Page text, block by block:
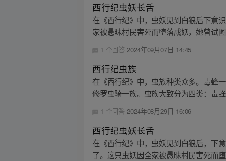
西行纪虫妖长舌
在《西行纪》中，虫妖见到白狼后下意
家被愚昧村民害死而堕落成妖，她曾试
1 个回答2024年09月07日 14:45
西行纪虫族
在《西行纪》中，虫族种类众多。毒蜂
修罗虫骑一族。虫族大致分为四类：毒
1 个回答2024年08月29日 16:06
西行纪虫妖长舌
在《西行纪》中，虫妖见到白狼后，下
了。这只虫妖因全家被愚昧村民害死而